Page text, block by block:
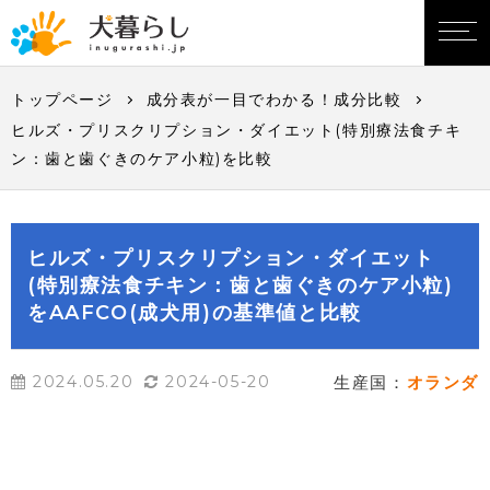
トップページ
成分表が一目でわかる！成分比較
ヒルズ・プリスクリプション・ダイエット(特別療法食チキ
ン：歯と歯ぐきのケア小粒)を比較
ヒルズ・プリスクリプション・ダイエット
(特別療法食チキン：歯と歯ぐきのケア小粒)
をAAFCO(成犬用)の基準値と比較
2024.05.20 2024-05-20 生産国： オランダ